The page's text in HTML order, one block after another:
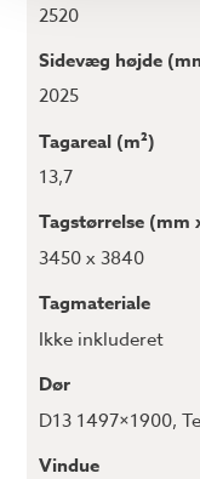
2520
Sidevæg højde
2025
Tagareal (m²)
13,7
Tagstørrelse (mm
3450 x 3840
Tagmateriale
Ikke inkluderet
Dør
D13 1497×1900,
Vindue